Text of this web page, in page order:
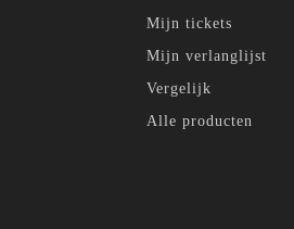
Mijn tickets
Mijn verlanglijst
Vergelijk
Alle producten